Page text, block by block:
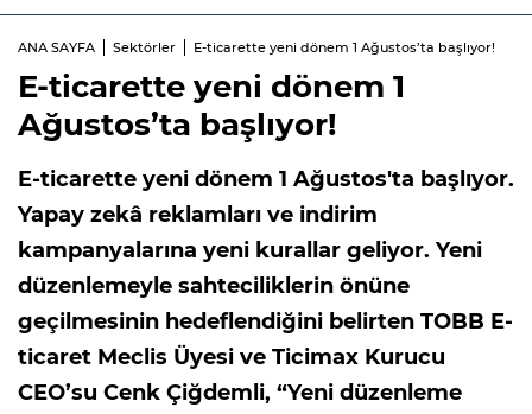
ANA SAYFA Sektörler E-ticarette yeni dönem 1 Ağustos’ta başlıyor!
E-ticarette yeni dönem 1
Ağustos’ta başlıyor!
E-ticarette yeni dönem 1 Ağustos'ta başlıyor.
Yapay zekâ reklamları ve indirim
kampanyalarına yeni kurallar geliyor. Yeni
düzenlemeyle sahteciliklerin önüne
geçilmesinin hedeflendiğini belirten TOBB E-
ticaret Meclis Üyesi ve Ticimax Kurucu
CEO’su Cenk Çiğdemli, “Yeni düzenleme